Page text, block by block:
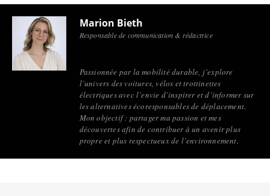
Marion Bieth
Responsable de communication & rédactrice
Passionnée par la mobilité durable, j’explore
l’univers des voitures, vélos et trottinettes
électriques avec l’envie d’inspirer et d’informer sur
les alternatives écoresponsables de déplacement.
Mon objectif : partager ma passion et mes
découvertes afin de contribuer à un avenir plus
propre et plus respectueux de l’environnement.